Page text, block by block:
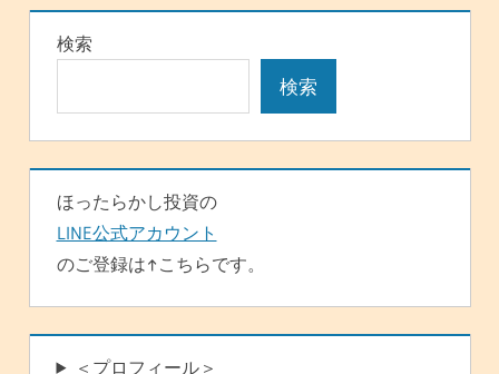
シ
ョ
ン
検索
検索
ほったらかし投資の
LINE公式アカウント
のご登録は↑こちらです。
＜プロフィール＞